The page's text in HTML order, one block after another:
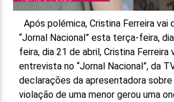
ON FM
Após polémica, Cristina Ferreira vai
“Jornal Nacional” esta terça-feira,
feira, dia 21 de abril, Cristina Ferreira
entrevista no “Jornal Nacional”, da
declarações da apresentadora sobre
violação de uma menor gerou uma